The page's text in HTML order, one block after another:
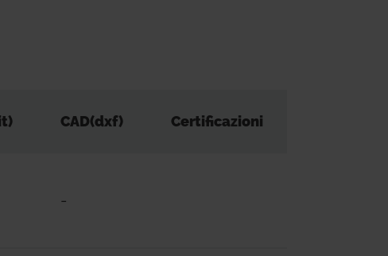
CAD(dxf) Certificazioni
-